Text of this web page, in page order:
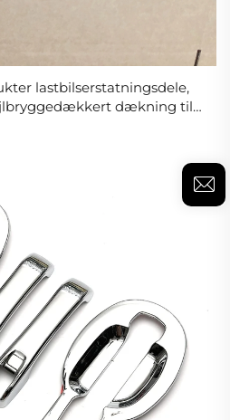
lastbilserstatningsdele,
dækning til